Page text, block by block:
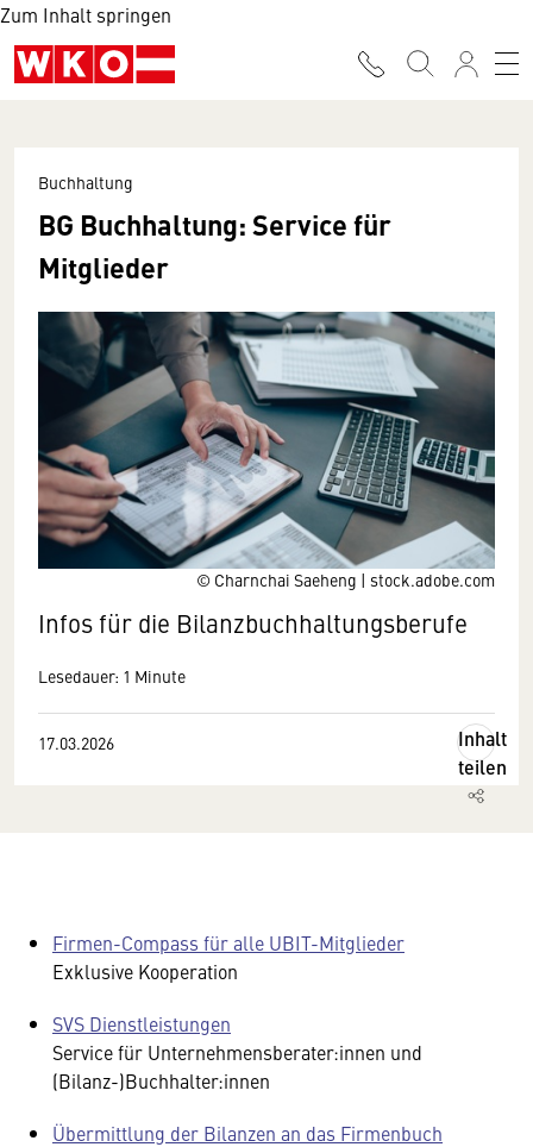
Zum Inhalt springen
© Charnchai Saeheng | stock.adobe.com
Buchhaltung
BG Buchhaltung: Service für
Mitglieder
Infos für die Bilanzbuchhaltungsberufe
Lesedauer: 1 Minute
17.03.2026
Inhalt
teilen
Firmen-Compass für alle UBIT-Mitglieder
Exklusive Kooperation
SVS Dienstleistungen
Service für Unternehmensberater:innen und
(Bilanz-)Buchhalter:innen
Übermittlung der Bilanzen an das Firmenbuch